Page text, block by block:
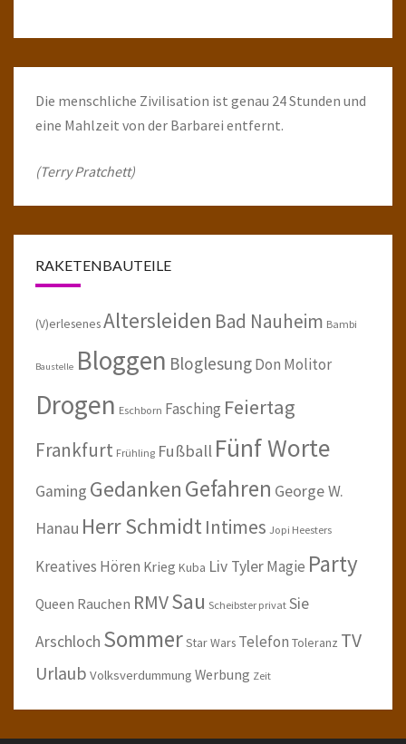
Die menschliche Zivilisation ist genau 24 Stunden und
eine Mahlzeit von der Barbarei entfernt.
(Terry Pratchett)
RAKETENBAUTEILE
(V)erlesenesAltersleiden Bad Nauheim Bambi
Baustelle Bloggen BloglesungDon Molitor
Drogen Eschborn Fasching Feiertag
Frankfurt Frühling Fußball Fünf Worte
Gaming GedankenGefahren George W.
Hanau Herr SchmidtIntimes Jopi Heesters
Kreatives Hören Krieg Kuba Liv TylerMagie Party
Queen Rauchen RMVSau Scheibster privat Sie
Arschloch SommerStar Wars Telefon Toleranz TV
Urlaub Volksverdummung Werbung Zeit